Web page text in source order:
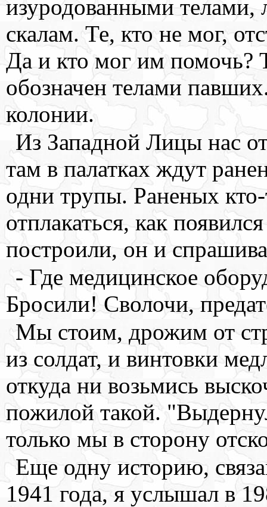
изуродованными телами,
скалам. Те, кто не мог,
Да и кто мог им помочь?
обозначен телами
колонии.
Из Западной Лицы нас
там в палатках ждут
одни трупы. Раненых
отплакаться, как
построили, он и
- Где медицинское
Бросили! Сволочи,
Мы стоим, дрожим от
из солдат, и винтовки
откуда ни возьмись
пожилой такой.
только мы в сторону
Еще одну историю,
1941 года, я услышал в